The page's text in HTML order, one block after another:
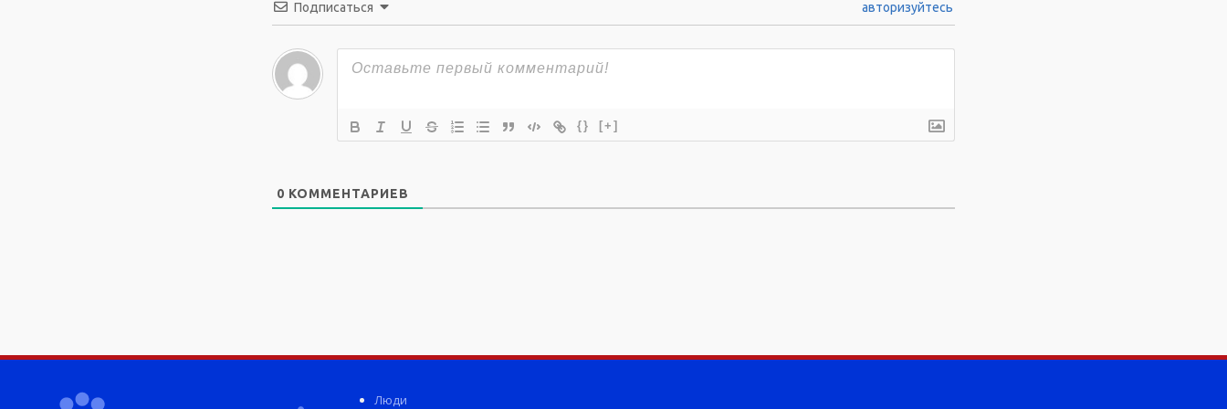
Подписаться авторизуйтесь
{} [+]
0 КОММЕНТАРИЕВ
Люди